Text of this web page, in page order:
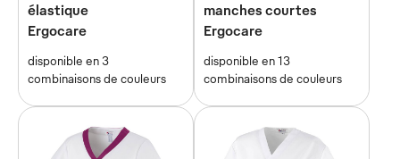
élastique
Ergocare
disponible en 3
combinaisons de couleurs
manches courtes
Ergocare
disponible en 13
combinaisons de couleurs